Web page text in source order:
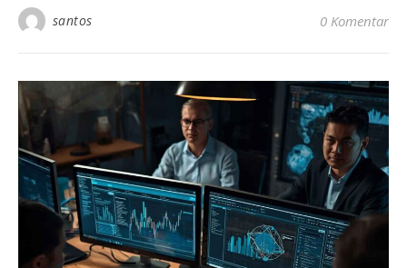
santos 0 Komentar